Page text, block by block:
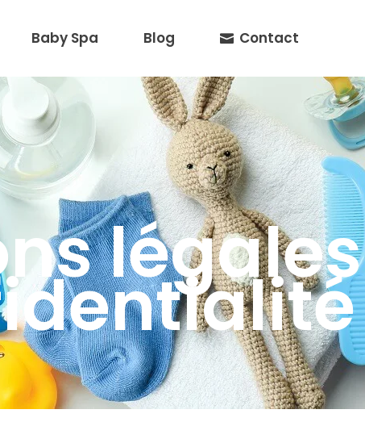
Baby Spa Blog Contact